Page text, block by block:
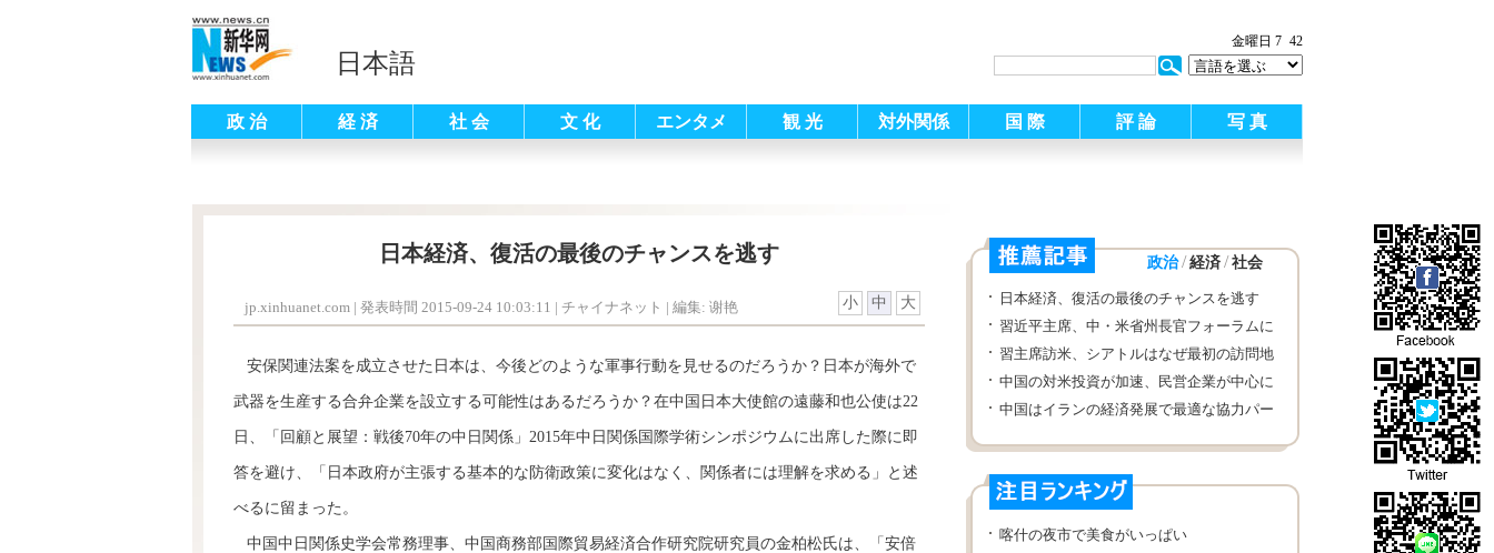
日本語
金曜日 7 42
政 治 経 済 社 会 文 化 エンタメ 観 光 対外関係 国 際 評 論 写 真
日本経済、復活の最後のチャンスを逃す
jp.xinhuanet.com | 発表時間 2015-09-24 10:03:11 | チャイナネット | 編集: 谢艳 小 中 大
安保関連法案を成立させた日本は、今後どのような軍事行動を見せるのだろうか？日本が海外で
武器を生産する合弁企業を設立する可能性はあるだろうか？在中国日本大使館の遠藤和也公使は22
日、「回顧と展望：戦後70年の中日関係」2015年中日関係国際学術シンポジウムに出席した際に即
答を避け、「日本政府が主張する基本的な防衛政策に変化はなく、関係者には理解を求める」と述
べるに留まった。
中国中日関係史学会常務理事、中国商務部国際貿易経済合作研究院研究員の金柏松氏は、「安倍
政治 / 経済 / 社会
日本経済、復活の最後のチャンスを逃す
習近平主席、中・米省州長官フォーラムに
出席
習主席訪米、シアトルはなぜ最初の訪問地
になったか
中国の対米投資が加速、民営企業が中心に
中国はイランの経済発展で最適な協力パー
喀什の夜市で美食がいっぱい